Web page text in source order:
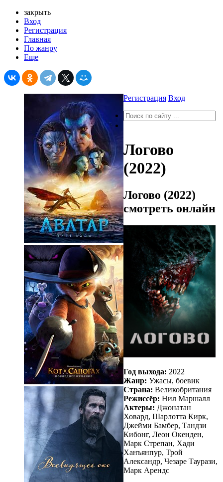
закрыть
Вход
Регистрация
Главная
По жанру
Еще
Регистрация Вход
Логово
(2022)
Логово (2022)
смотреть онлайн
Год выхода: 2022
Жанр: Ужасы, боевик
Страна: Великобритания
Режиссёр: Нил Маршалл
Актеры: Джонатан
Ховард, Шарлотта Кирк,
Джейми Бамбер, Тандзи
Кибонг, Леон Окенден,
Марк Стрепан, Хади
Ханъянпур, Трой
Александр, Чезаре Таурази,
Марк Арендс